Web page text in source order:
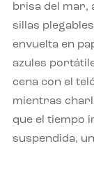
brisa del mar,
sillas
envuelta en
azules
cena con el
mientras
que el tiempo
suspendida,